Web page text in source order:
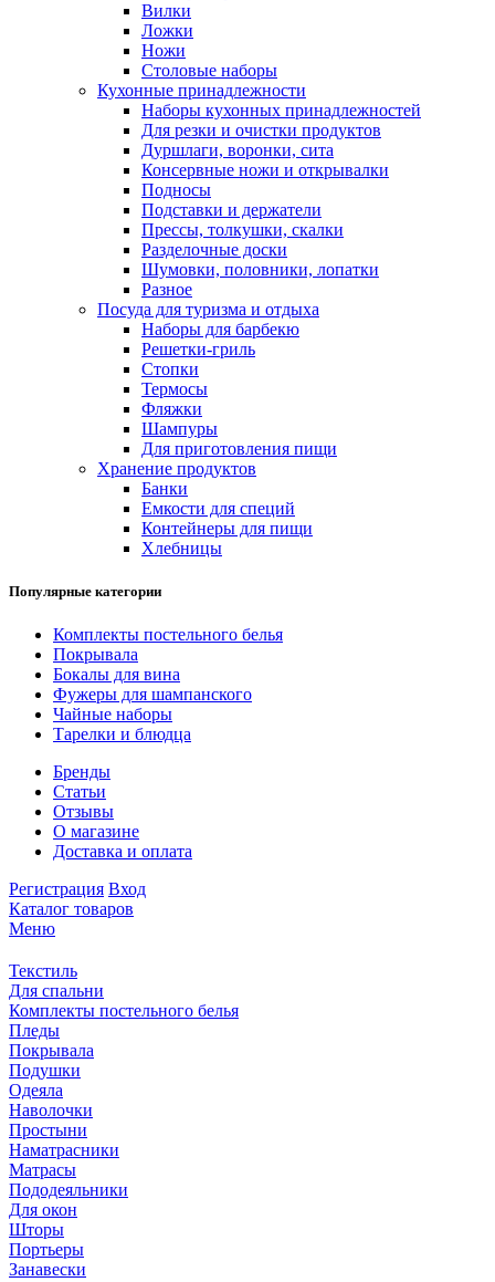
Вилки
Ложки
Ножи
Столовые наборы
Кухонные принадлежности
Наборы кухонных принадлежностей
Для резки и очистки продуктов
Дуршлаги, воронки, сита
Консервные ножи и открывалки
Подносы
Подставки и держатели
Прессы, толкушки, скалки
Разделочные доски
Шумовки, половники, лопатки
Разное
Посуда для туризма и отдыха
Наборы для барбекю
Решетки-гриль
Стопки
Термосы
Фляжки
Шампуры
Для приготовления пищи
Хранение продуктов
Банки
Емкости для специй
Контейнеры для пищи
Хлебницы
Популярные категории
Комплекты постельного белья
Покрывала
Бокалы для вина
Фужеры для шампанского
Чайные наборы
Тарелки и блюдца
Бренды
Статьи
Отзывы
О магазине
Доставка и оплата
Регистрация Вход
Каталог товаров
Меню
Текстиль
Для спальни
Комплекты постельного белья
Пледы
Покрывала
Подушки
Одеяла
Наволочки
Простыни
Наматрасники
Матрасы
Пододеяльники
Для окон
Шторы
Портьеры
Занавески